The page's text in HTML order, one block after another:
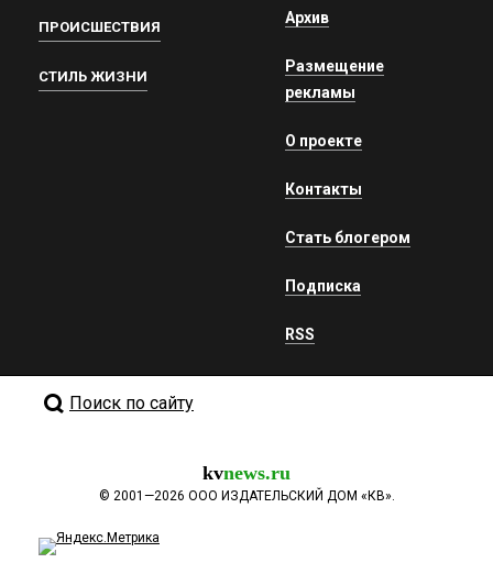
ПРОИСШЕСТВИЯ
СТИЛЬ ЖИЗНИ
Архив
Размещение
рекламы
О проекте
Контакты
Стать блогером
Подписка
RSS
Поиск по сайту
kvnews.ru
© 2001—2026 ООО ИЗДАТЕЛЬСКИЙ ДОМ «КВ».